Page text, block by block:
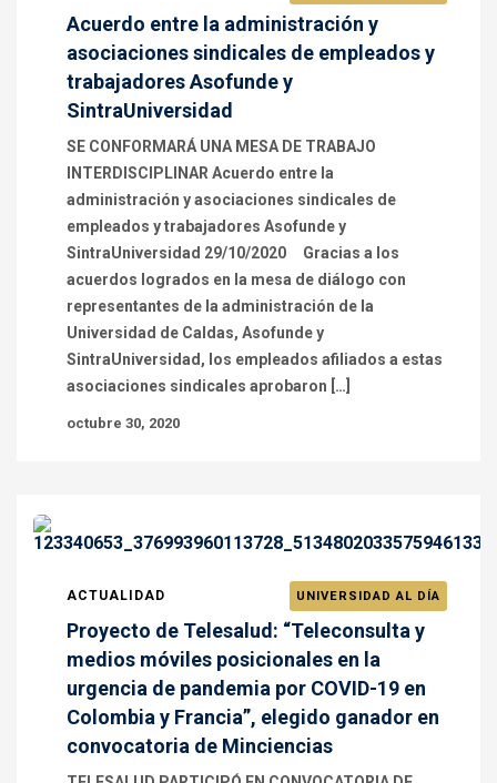
Acuerdo entre la administración y
asociaciones sindicales de empleados y
trabajadores Asofunde y
SintraUniversidad
SE CONFORMARÁ UNA MESA DE TRABAJO
INTERDISCIPLINAR Acuerdo entre la
administración y asociaciones sindicales de
empleados y trabajadores Asofunde y
SintraUniversidad 29/10/2020 Gracias a los
acuerdos logrados en la mesa de diálogo con
representantes de la administración de la
Universidad de Caldas, Asofunde y
SintraUniversidad, los empleados afiliados a estas
asociaciones sindicales aprobaron […]
octubre 30, 2020
ACTUALIDAD UNIVERSIDAD AL DÍA
Proyecto de Telesalud: “Teleconsulta y
medios móviles posicionales en la
urgencia de pandemia por COVID-19 en
Colombia y Francia”, elegido ganador en
convocatoria de Minciencias